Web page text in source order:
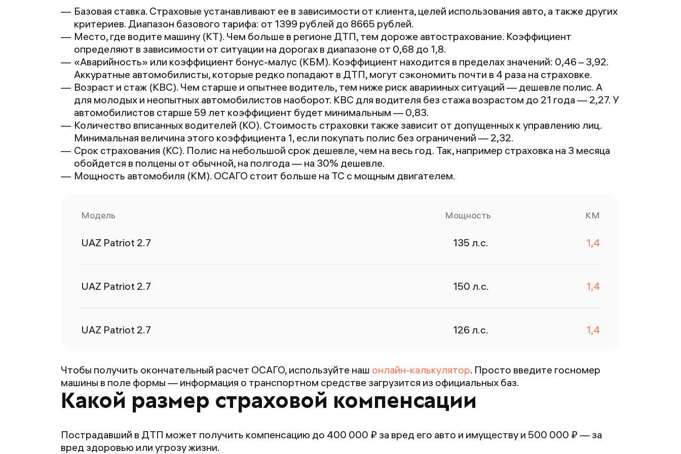
Рекомендую.
P.s. В Сбере
наценка и плюс
нет нашего
адреса, ввести
вручную нет
возможности!
Оформить
нереально. В
приложении
Ингосстраха -
проблемы с
подтверждением
документов
отказ. Правда
дополнительной
'каско 400тыс
руб' за 1080
рублей, но это
не страшно,
страховка
сделалась.
Пришла на
минут вместе с
что полис
базам
пробивается.
Отличное
сто раз
Базовая ставка. Страховые устанавливают ее в зависимости от клиента, целей использования авто, а также других
критериев. Диапазон базового тарифа: от 1399 рублей до 8665 рублей.
Место, где водите машину (КТ). Чем больше в регионе ДТП, тем дороже автострахование. Коэффициент
определяют в зависимости от ситуации на дорогах в диапазоне от 0,68 до 1,8.
«Аварийность» или коэффициент бонус-малус (КБМ). Коэффициент находится в пределах значений: 0,46 – 3,92.
Аккуратные автомобилисты, которые редко попадают в ДТП, могут сэкономить почти в 4 раза на страховке.
Возраст и стаж (КВС). Чем старше и опытнее водитель, тем ниже риск аварииных ситуаций — дешевле полис. А
для молодых и неопытных автомобилистов наоборот. КВС для водителя без стажа возрастом до 21 года — 2,27. У
автомобилистов старше 59 лет коэффициент будет минимальным — 0,83.
Количество вписанных водителей (КО). Стоимость страховки также зависит от допущенных к управлению лиц.
Минимальная величина этого коэффициента 1, если покупать полис без ограничений — 2,32.
Срок страхования (КС). Полис на небольшой срок дешевле, чем на весь год. Так, например страховка на 3 месяца
обойдется в полцены от обычной, на полгода — на 30% дешевле.
Мощность автомобиля (КМ). ОСАГО стоит больше на ТС с мощным двигателем.
Модель Мощность КМ
UAZ Patriot 2.7 135 л.с. 1,4
UAZ Patriot 2.7 150 л.с. 1,4
UAZ Patriot 2.7 126 л.с. 1,4
Чтобы получить окончательный расчет ОСАГО, используйте наш онлайн-калькулятор. Просто введите госномер
машины в поле формы — информация о транспортном средстве загрузится из официальных баз.
Какой размер страховой компенсации
Пострадавший в ДТП может получить компенсацию до 400 000 ₽ за вред его авто и имуществу и 500 000 ₽ — за
вред здоровью или угрозу жизни.